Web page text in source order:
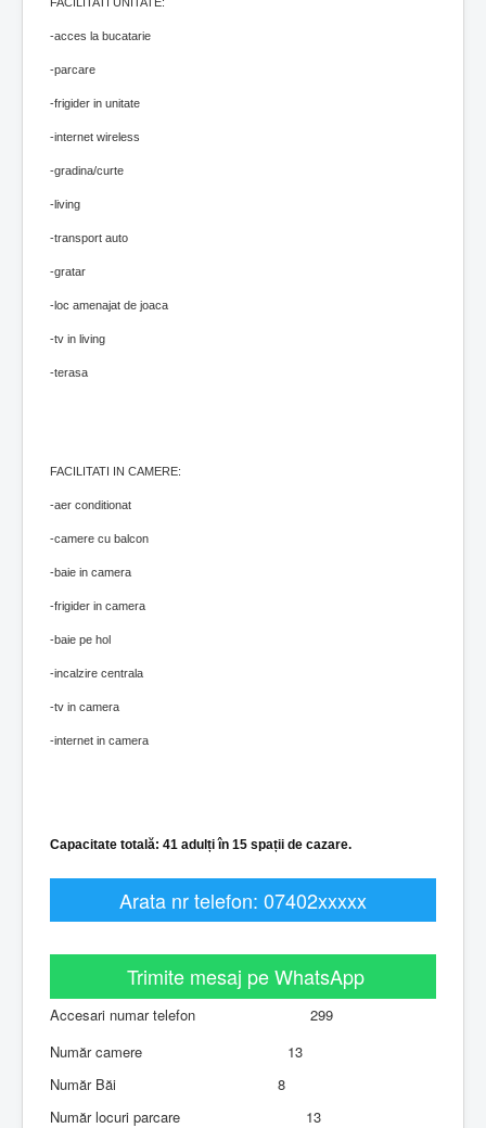
-acces la bucatarie
-parcare
-frigider in unitate
-internet wireless
-gradina/curte
-living
-transport auto
-gratar
-loc amenajat de joaca
-tv in living
-terasa
FACILITATI IN CAMERE:
-aer conditionat
-camere cu balcon
-baie in camera
-frigider in camera
-baie pe hol
-incalzire centrala
-tv in camera
-internet in camera
Capacitate totală: 41 adulți în 15 spații de cazare.
Arata nr telefon: 07402xxxxx
Trimite mesaj pe WhatsApp
Accesari numar telefon
299
Număr camere
13
Număr Băi
8
Număr locuri parcare
13